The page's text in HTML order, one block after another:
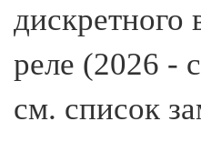
дискретного
реле (2026 -
см. список